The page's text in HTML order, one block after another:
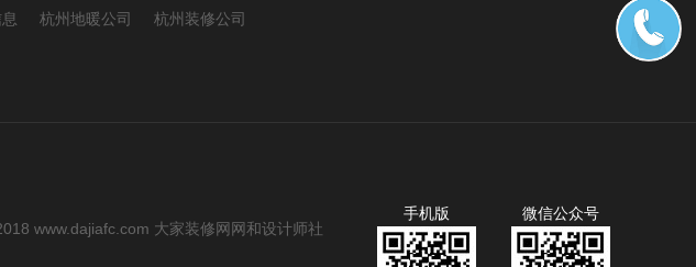
杭州地暖公司 杭州装修公司
www.dajiafc.com 大家装修网网和设计师社
手机版 微信公众号